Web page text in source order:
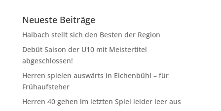
Neueste Beiträge
Haibach stellt sich den Besten der Region
Debüt Saison der U10 mit Meistertitel
abgeschlossen!
Herren spielen auswärts in Eichenbühl – für
Frühaufsteher
Herren 40 gehen im letzten Spiel leider leer aus